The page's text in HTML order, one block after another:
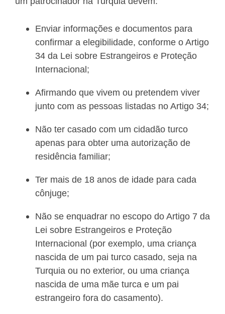
Enviar informações e documentos para
confirmar a elegibilidade, conforme o Artigo
34 da Lei sobre Estrangeiros e Proteção
Internacional;
Afirmando que vivem ou pretendem viver
junto com as pessoas listadas no Artigo 34;
Não ter casado com um cidadão turco
apenas para obter uma autorização de
residência familiar;
Ter mais de 18 anos de idade para cada
cônjuge;
Não se enquadrar no escopo do Artigo 7 da
Lei sobre Estrangeiros e Proteção
Internacional (por exemplo, uma criança
nascida de um pai turco casado, seja na
Turquia ou no exterior, ou uma criança
nascida de uma mãe turca e um pai
estrangeiro fora do casamento).